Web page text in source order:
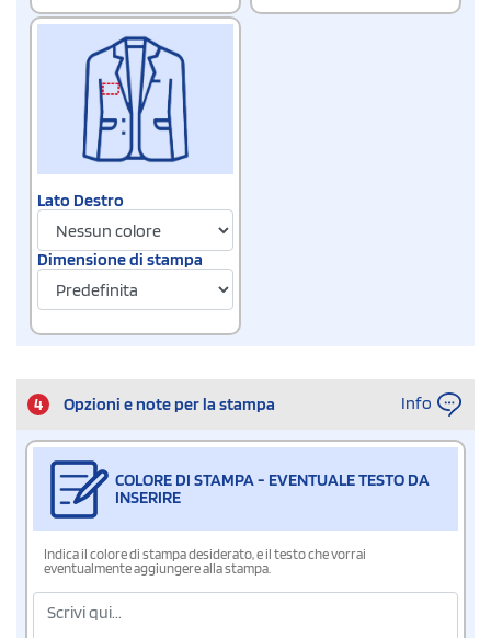
Lato Destro
Dimensione di stampa
4 Opzioni e note per la stampa Info
COLORE DI STAMPA - EVENTUALE TESTO DA
INSERIRE
Indica il colore di stampa desiderato, e il testo che vorrai
eventualmente aggiungere alla stampa.